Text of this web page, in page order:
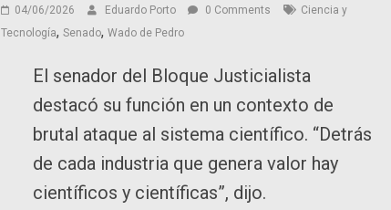
04/06/2026 Eduardo Porto 0 Comments
Ciencia y
Tecnología, Senado, Wado de Pedro
El senador del Bloque Justicialista
destacó su función en un contexto de
brutal ataque al sistema científico. “Detrás
de cada industria que genera valor hay
científicos y científicas”, dijo.